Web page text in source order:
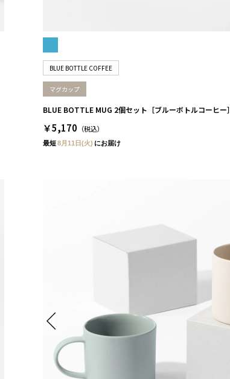
BLUE BOTTLE COFFEE
マグカップ
BLUE BOTTLE MUG 2個セット［ブルーボトルコーヒー］
￥5,170 （税込）
最短8月11日(火) にお届け